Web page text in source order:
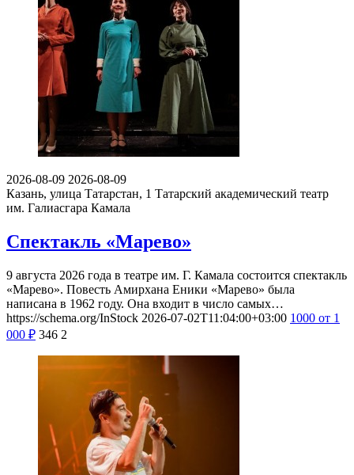
2026-08-09 2026-08-09
Казань, улица Татарстан, 1 Татарский академический театр
им. Галиасгара Камала
Спектакль «Марево»
9 августа 2026 года в театре им. Г. Камала состоится спектакль
«Марево». Повесть Амирхана Еники «Марево» была
написана в 1962 году. Она входит в число самых…
https://schema.org/InStock 2026-07-02T11:04:00+03:00 1000 от 1
000 ₽ 346 2